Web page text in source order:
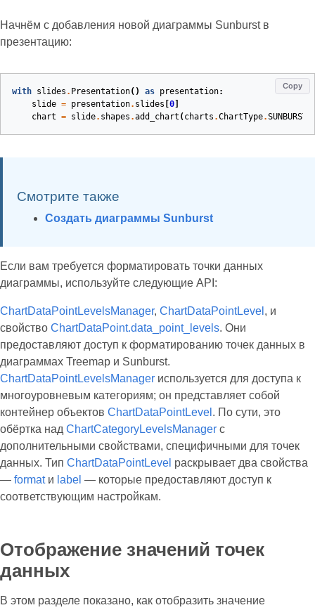
Начнём с добавления новой диаграммы Sunburst в
презентацию:
Copy
with slides . Presentation() as presentation:
slide = presentation. slides [0]
chart = slide. shapes .add_chart (charts .ChartType.SUNBURST
Смотрите также
Создать диаграммы Sunburst
Если вам требуется форматировать точки данных
диаграммы, используйте следующие API:
ChartDataPointLevelsManager, ChartDataPointLevel , и
свойство ChartDataPoint.data_point_levels. Они
предоставляют доступ к форматированию точек данных в
диаграммах Treemap и Sunburst.
ChartDataPointLevelsManager используется для доступа к
многоуровневым категориям; он представляет собой
контейнер объектов ChartDataPointLevel . По сути, это
обёртка над ChartCategoryLevelsManager с
дополнительными свойствами, специфичными для точек
данных. Тип ChartDataPointLevel раскрывает два свойства
— formatи label — которые предоставляют доступ к
соответствующим настройкам.
Отображение значений точек
данных
В этом разделе показано, как отобразить значение